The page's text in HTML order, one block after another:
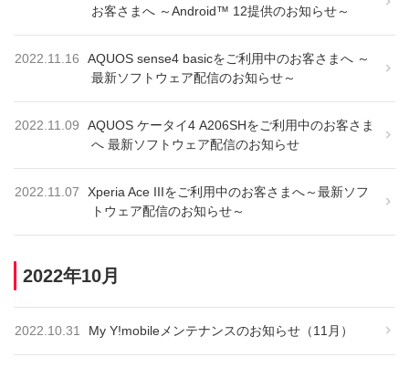
お客さまへ ～Android™ 12提供のお知らせ～
2022.11.16
AQUOS sense4 basicをご利用中のお客さまへ ～
最新ソフトウェア配信のお知らせ～
2022.11.09
AQUOS ケータイ4 A206SHをご利用中のお客さま
へ 最新ソフトウェア配信のお知らせ
2022.11.07
Xperia Ace IIIをご利用中のお客さまへ～最新ソフ
トウェア配信のお知らせ～
2022年10月
2022.10.31 My Y!mobileメンテナンスのお知らせ（11月）